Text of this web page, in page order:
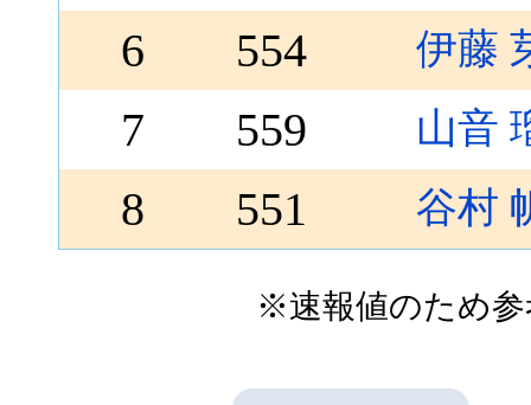
6 554 伊藤
7 559 山音
8 551 谷村
※速報値のため